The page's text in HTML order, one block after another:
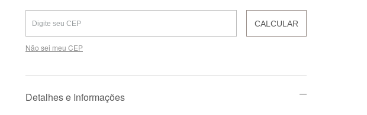
CALCULAR
Não sei meu CEP
Detalhes e Informações